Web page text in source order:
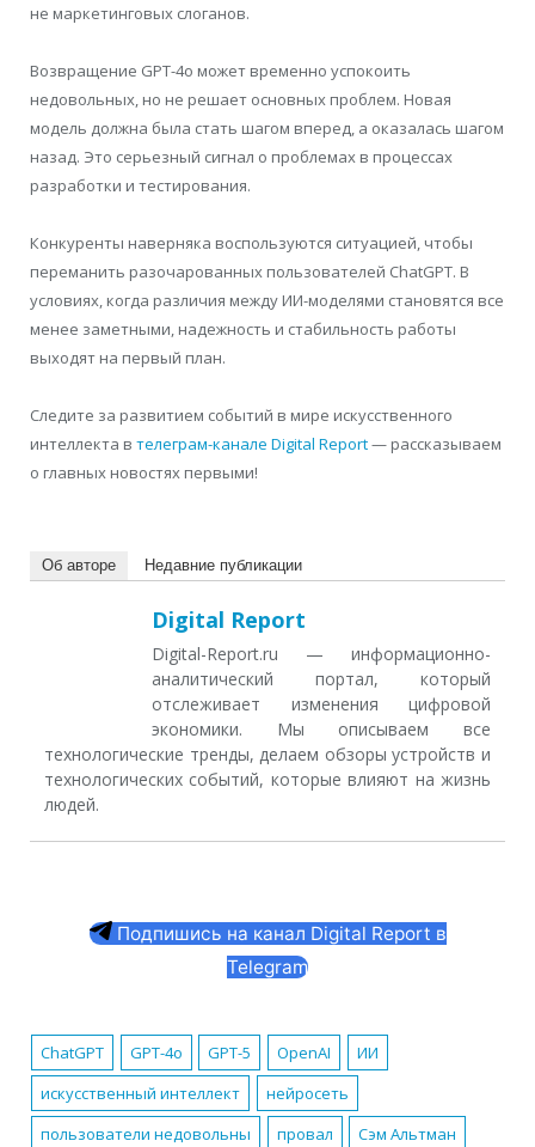
не маркетинговых слоганов.
Возвращение GPT-4o может временно успокоить
недовольных, но не решает основных проблем. Новая
модель должна была стать шагом вперед, а оказалась шагом
назад. Это серьезный сигнал о проблемах в процессах
разработки и тестирования.
Конкуренты наверняка воспользуются ситуацией, чтобы
переманить разочарованных пользователей ChatGPT. В
условиях, когда различия между ИИ-моделями становятся все
менее заметными, надежность и стабильность работы
выходят на первый план.
Следите за развитием событий в мире искусственного
интеллекта в телеграм-канале Digital Report— рассказываем
о главных новостях первыми!
Об авторе Недавние публикации
Digital Report
Digital-Report.ru — информационно-
аналитический портал, который
отслеживает изменения цифровой
экономики. Мы описываем все
технологические тренды, делаем обзоры устройств и
технологических событий, которые влияют на жизнь
людей.
Подпишись на канал Digital Report в
Telegram
ChatGPT GPT-4o GPT-5 OpenAI
ИИ
искусственный интеллект
нейросеть
пользователи недовольны
провал
Сэм Альтман